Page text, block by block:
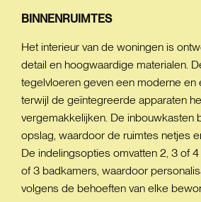
BINNENRUIMTES
Het interieur van de woningen is
detail en hoogwaardige materialen.
tegelvloeren geven een moderne en
terwijl de geïntegreerde apparaten
vergemakkelijken. De inbouwkasten
opslag, waardoor de ruimtes netjes
De indelingsopties omvatten 2, 3 of
of 3 badkamers, waardoor
volgens de behoeften van elke